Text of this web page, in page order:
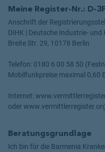
Meine Register-Nr.: D-
Anschrift der
DIHK | Deutsche Industrie-
Breite Str. 29, 10178 Berlin
Telefon: 0180 6 00 58 50
Mobilfunkpreise maximal 0,60
Internet:
oder
Beratungsgrundlage
Ich bin für die Barmenia